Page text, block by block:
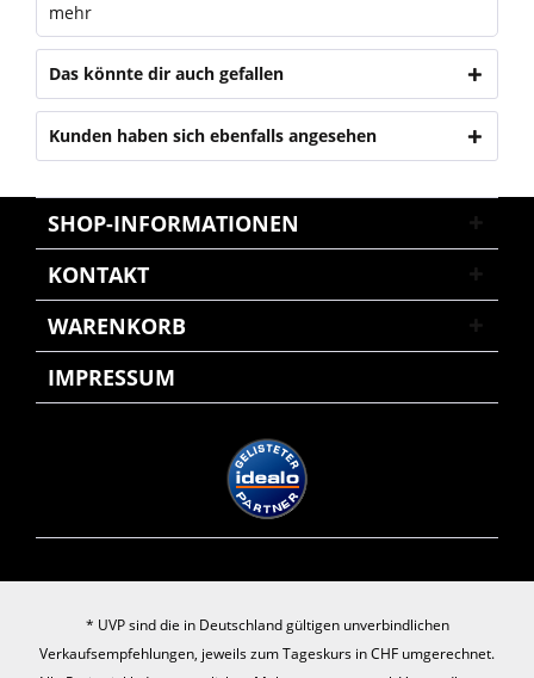
mehr
Das könnte dir auch gefallen
Kunden haben sich ebenfalls angesehen
SHOP-INFORMATIONEN
KONTAKT
WARENKORB
IMPRESSUM
* UVP sind die in Deutschland gültigen unverbindlichen
Verkaufsempfehlungen, jeweils zum Tageskurs in CHF umgerechnet.